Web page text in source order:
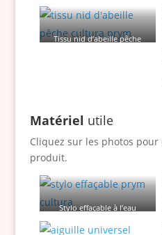
Tissu nid d’abeille pêche
Matériel utile
Cliquez sur les photos
produit.
Stylo effaçable à l’eau